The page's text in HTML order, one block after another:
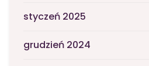
styczeń 2025
grudzień 2024